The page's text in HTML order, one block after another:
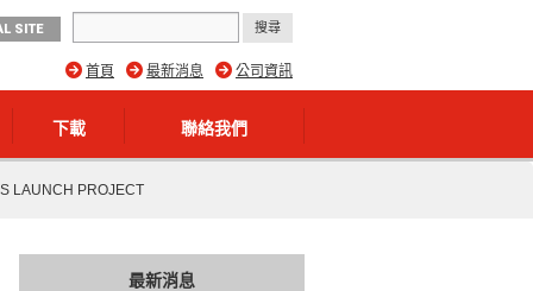
SITE
公司資訊
最新消息
首頁
下載 聯絡我們
LAUNCH PROJECT
最新消息